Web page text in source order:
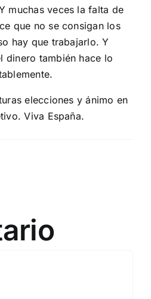
muchas veces la falta de
que no se consigan los
hay que trabajarlo. Y
dinero también hace lo
elecciones y ánimo en
Viva España.